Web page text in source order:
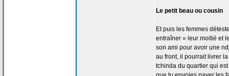
Le petit beau ou cousin
Et puis les femmes
entraîner » leur moitié et
son ami pour avoir une
au front, il pourrait livrer la
tchinda du quartier qui